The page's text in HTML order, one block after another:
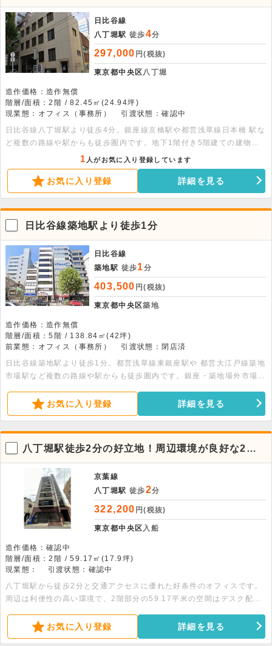
日比谷線
八丁堀駅 徒歩4分
297,000 円(税抜)
東京都中央区八丁堀
造作価格：造作無償
階層/面積：2階 / 82.45㎡(24.94坪)
現業態：オフィス（事務所）
引渡状態：確認中
日比谷線八丁堀駅より徒歩4分。銀座線京橋駅や都営浅草線日本橋 駅な
ど複数の路線や駅からも徒歩圏内です。地下1階付き5階建ての建物の2
階部分、82.45平米の貸事務所です。エレベーター完備です。
1 人がお気に入り登録しています
お気に入り登録 詳細を見る
日比谷線築地駅より徒歩1分
日比谷線
築地駅 徒歩1分
403,500 円(税抜)
東京都中央区築地
造作価格：造作無償
階層/面積：5階 / 138.84㎡(42坪)
前業態：オフィス（事務所）
引渡状態：閉店済
日比谷線築地駅より徒歩1分。都営浅草線東銀座駅や 都営大江戸線築地
市場駅など複数の路線や駅からも徒歩圏内です。銀座・築地場外市場ま
所です。
お気に入り登録 詳細を見る
八丁堀駅徒歩2分の好立地！周辺環境が良好な2階
の貸事務所
京葉線
八丁堀駅 徒歩2分
322,200 円(税抜)
東京都中央区入船
造作価格：確認中
階層/面積：2階 / 59.17㎡(17.9坪)
現業態：
引渡状態：確認中
八丁堀駅から徒歩2分と交通アクセスに優れた好条件のオフィスです。
周辺は利便性の高い環境で、2階部分の59.17平米の空間はデスク配置
お気に入り登録 詳細を見る